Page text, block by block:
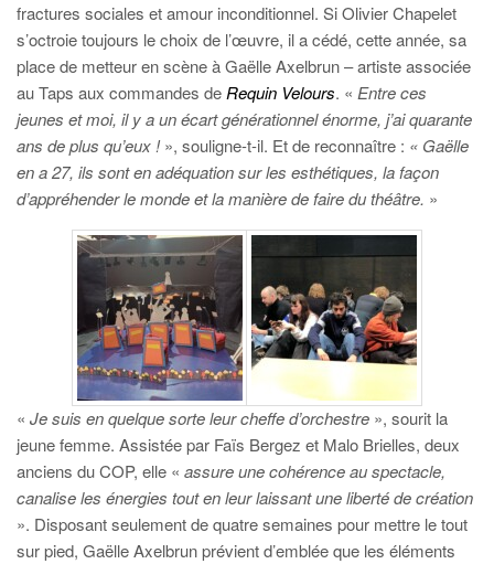
fractures sociales et amour inconditionnel. Si Olivier Chapelet
s’octroie toujours le choix de l’œuvre, il a cédé, cette année, sa
place de metteur en scène à Gaëlle Axelbrun – artiste associée
au Taps aux commandes de Requin Velours. « Entre ces
jeunes et moi, il y a un écart générationnel énorme, j’ai quarante
ans de plus qu’eux !», souligne-t-il. Et de reconnaître : « Gaëlle
en a 27, ils sont en adéquation sur les esthétiques, la façon
d’appréhender le monde et la manière de faire du théâtre. »
« Je suis en quelque sorte leur cheffe d’orchestre », sourit la
jeune femme. Assistée par Faïs Bergez et Malo Brielles, deux
anciens du COP, elle « assure une cohérence au spectacle,
canalise les énergies tout en leur laissant une liberté de création
». Disposant seulement de quatre semaines pour mettre le tout
sur pied, Gaëlle Axelbrun prévient d’emblée que les éléments